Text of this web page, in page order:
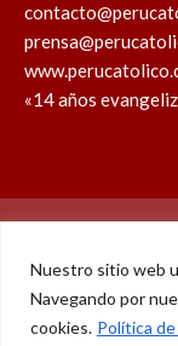
Nuestro sitio web
Navegando por
cookies. Política
«14 años